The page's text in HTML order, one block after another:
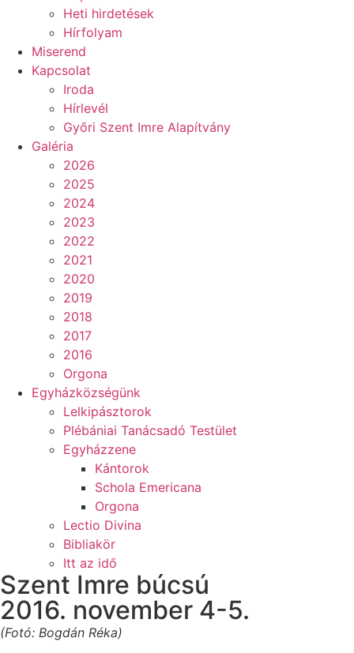
Heti hirdetések
Hírfolyam
Miserend
Kapcsolat
Iroda
Hírlevél
Győri Szent Imre Alapítvány
Galéria
2026
2025
2024
2023
2022
2021
2020
2019
2018
2017
2016
Orgona
Egyházközségünk
Lelkipásztorok
Plébániai Tanácsadó Testület
Egyházzene
Kántorok
Schola Emericana
Orgona
Lectio Divina
Bibliakör
Itt az idő
Szent Imre búcsú
2016. november 4-5.
(Fotó: Bogdán Réka)